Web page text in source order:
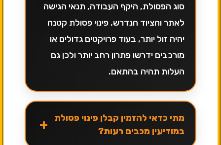
סוג הפסולת, היקף העבודה, תנאי הגישה
לאתר והציוד הנדרש. פינוי פסולת קטנה
יהיה זול יותר, בעוד פרויקטים גדולים או
מורכבים ידרשו פתרון רחב יותר ולכן גם
העלות תהיה בהתאם.
מתי כדאי להזמין קבלן פינוי פסולת
במודיעין מכבים רעות?
+